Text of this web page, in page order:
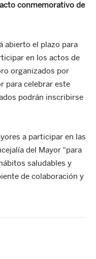
conmemorativo de
abierto el plazo para
en los actos de
organizados por
para celebrar este
podrán inscribirse
a participar en las
del Mayor “para
saludables y
de colaboración y